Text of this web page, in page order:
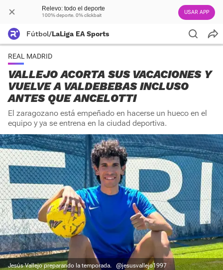
Relevo: todo el deporte
100% deporte. 0% clickbait USAR APP
Fútbol/LaLiga EA Sports
REAL MADRID
VALLEJO ACORTA SUS VACACIONES Y
VUELVE A VALDEBEBAS INCLUSO
ANTES QUE ANCELOTTI
El zaragozano está empeñado en hacerse un hueco en el
equipo y ya se entrena en la ciudad deportiva.
Jesús Vallejo preparando la temporada. @jesusvallejo1997